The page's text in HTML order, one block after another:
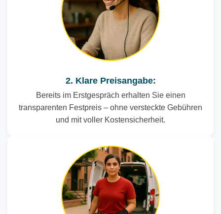
2. Klare Preisangabe:
Bereits im Erstgespräch erhalten Sie einen
transparenten Festpreis – ohne versteckte Gebühren
und mit voller Kostensicherheit.